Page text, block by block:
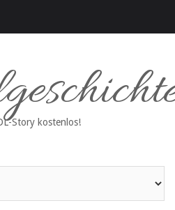
Story kostenlos!